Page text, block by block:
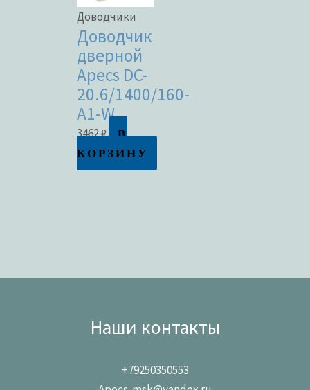
Доводчики
Доводчик
дверной
Apecs DC-
20.6/1400/160-
A1-W
3462₽
В
КОРЗИНУ
Наши контакты
+79250350553